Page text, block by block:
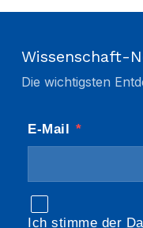
Wissenschaft-
Die wichtigsten